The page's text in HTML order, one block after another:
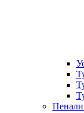
Пенали